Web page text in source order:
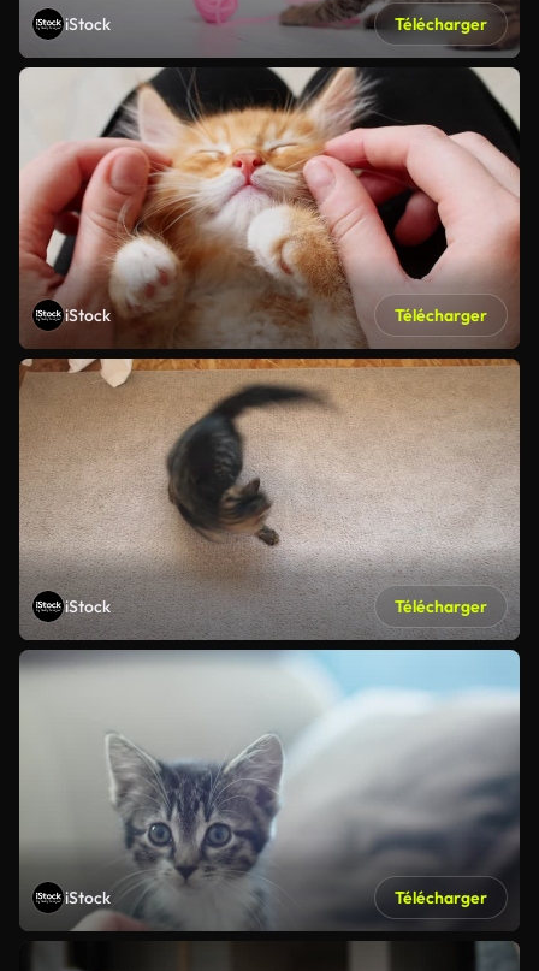
iStock Télécharger
iStock Télécharger
iStock Télécharger
iStock Télécharger